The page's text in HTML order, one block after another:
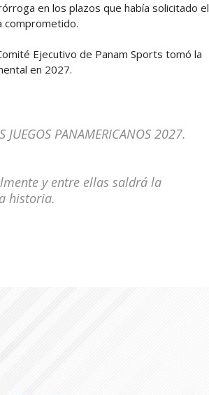
en los plazos que había solicitado el
comprometido.
Ejecutivo de Panam Sports tomó la
en 2027.
JUEGOS PANAMERICANOS 2027.
y entre ellas saldrá la
historia.